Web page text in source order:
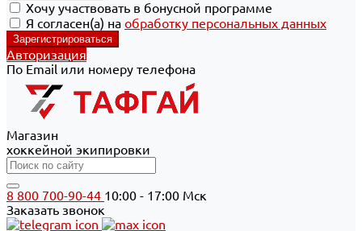
Хочу участвовать в бонусной программе
Я согласен(а) на обработку персональных данных
Авторизация
По Email или номеру телефона
Магазин
хоккейной экипировки
8 800 700-90-44 10:00 - 17:00 Мск
Заказать звонок